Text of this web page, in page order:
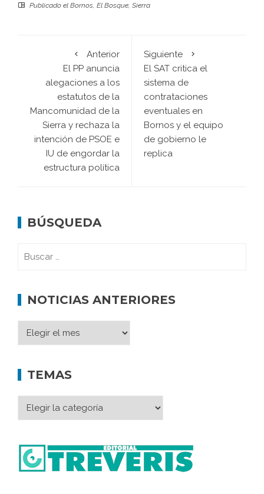
Publicado el Bornos, El Bosque, Sierra
Anterior
El PP anuncia
alegaciones a los
estatutos de la
Mancomunidad de la
Sierra y rechaza la
intención de PSOE e
IU de engordar la
estructura política
Siguiente
El SAT critica el
sistema de
contrataciones
eventuales en
Bornos y el equipo
de gobierno le
replica
BÚSQUEDA
NOTICIAS ANTERIORES
TEMAS